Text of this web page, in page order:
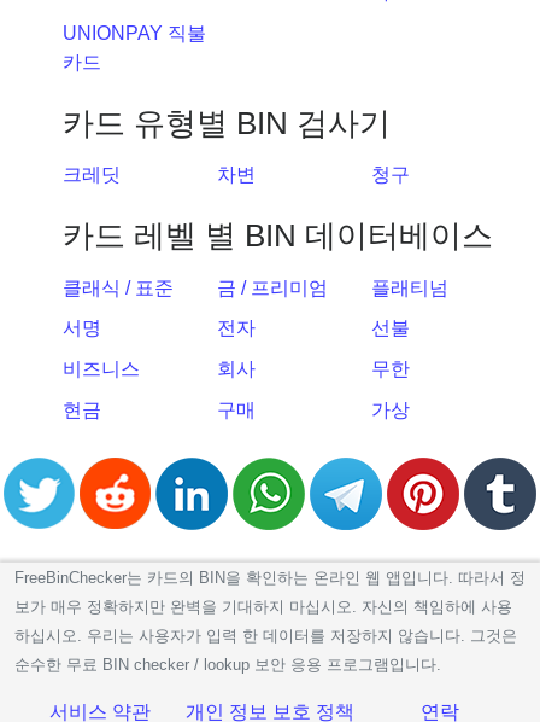
UNIONPAY 직불
카드
카드 유형별 BIN 검사기
크레딧 차변 청구
카드 레벨 별 BIN 데이터베이스
클래식 / 표준 금 / 프리미엄
플래티넘
서명
전자
선불
비즈니스
회사
무한
현금
구매 가상
FreeBinChecker는 카드의 BIN을 확인하는 온라인 웹 앱입니다. 따라서 정
보가 매우 정확하지만 완벽을 기대하지 마십시오. 자신의 책임하에 사용
하십시오. 우리는 사용자가 입력 한 데이터를 저장하지 않습니다. 그것은
순수한 무료 BIN checker / lookup 보안 응용 프로그램입니다.
서비스 약관 개인 정보 보호 정책 연락